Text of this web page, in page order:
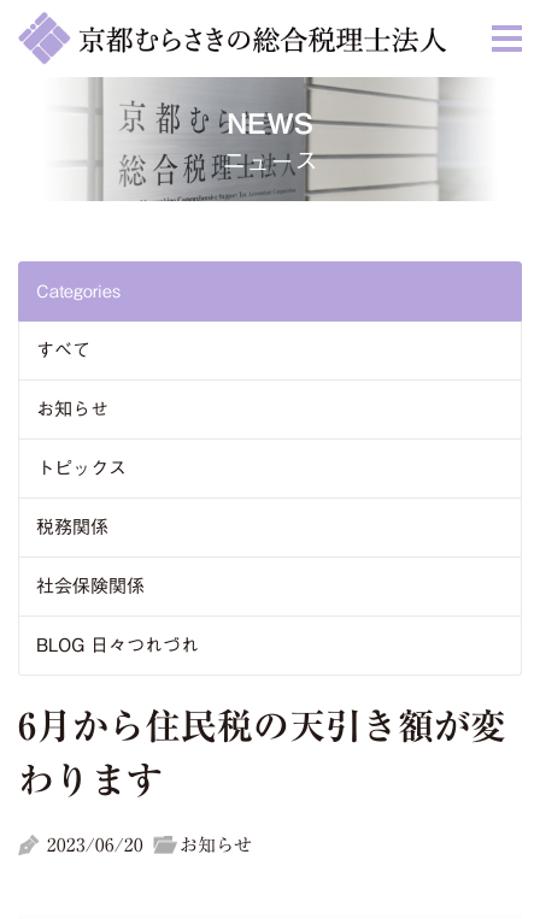
NEWS
ニュース
Categories
すべて
お知らせ
トピックス
税務関係
社会保険関係
BLOG 日々つれづれ
6月から住民税の天引き額が変
わります
2023/06/20 お知らせ